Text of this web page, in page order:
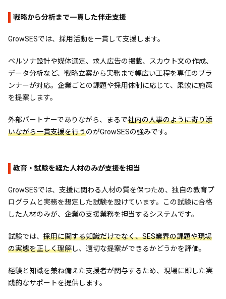
戦略から分析まで一貫した伴走支援
GrowSESでは、採用活動を一貫して支援します。
ペルソナ設計や媒体選定、求人広告の掲載、スカウト文の作成、
データ分析など、戦略立案から実務まで幅広い工程を専任のプラ
ンナーが対応。企業ごとの課題や採用体制に応じて、柔軟に施策
を提案します。
外部パートナーでありながら、まるで社内の人事のように寄り添
いながら一貫支援を行うのがGrowSESの強みです。
教育・試験を経た人材のみが支援を担当
GrowSESでは、支援に関わる人材の質を保つため、独自の教育プ
ログラムと実務を想定した試験を設けています。この試験に合格
した人材のみが、企業の支援業務を担当するシステムです。
試験では、 採用に関する知識だけでなく、SES業界の課題や現場
の実態を正しく理解し、適切な提案ができるかどうかを評価。
経験と知識を兼ね備えた支援者が関与するため、現場に即した実
践的なサポートを提供します。